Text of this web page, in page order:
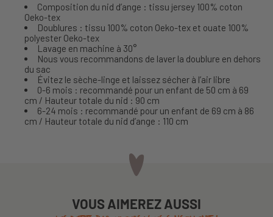
Composition du nid d’ange : tissu jersey 100% coton
Oeko-tex
Doublures : tissu 100% coton Oeko-tex et ouate 100%
polyester Oeko-tex
Lavage en machine à 30°
Nous vous recommandons de laver la doublure en dehors
du sac
Évitez le sèche-linge et laissez sécher à l’air libre
0-6 mois : recommandé pour un enfant de 50 cm à 69
cm / Hauteur totale du nid : 90 cm
6-24 mois : recommandé pour un enfant de 69 cm à 86
cm / Hauteur totale du nid d’ange : 110 cm
VOUS AIMEREZ AUSSI